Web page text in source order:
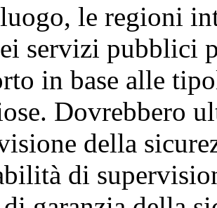
le regioni
servizi pubblici
in base alle
Dovrebbero
della
di